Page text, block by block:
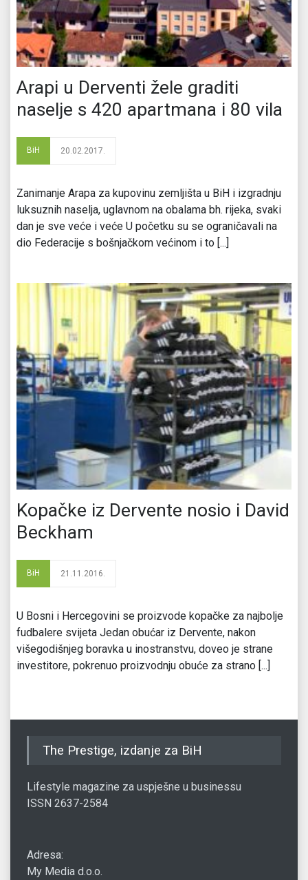
Arapi u Derventi žele graditi
naselje s 420 apartmana i 80 vila
BiH 20.02.2017.
Zanimanje Arapa za kupovinu zemljišta u BiH i izgradnju
luksuznih naselja, uglavnom na obalama bh. rijeka, svaki
dan je sve veće i veće U početku su se ograničavali na
dio Federacije s bošnjačkom većinom i to [...]
Kopačke iz Dervente nosio i David
Beckham
BiH 21.11.2016.
U Bosni i Hercegovini se proizvode kopačke za najbolje
fudbalere svijeta Jedan obućar iz Dervente, nakon
višegodišnjeg boravka u inostranstvu, doveo je strane
investitore, pokrenuo proizvodnju obuće za strano [...]
The Prestige, izdanje za BiH
Lifestyle magazine za uspješne u businessu
ISSN 2637-2584
Adresa:
My Media d.o.o.